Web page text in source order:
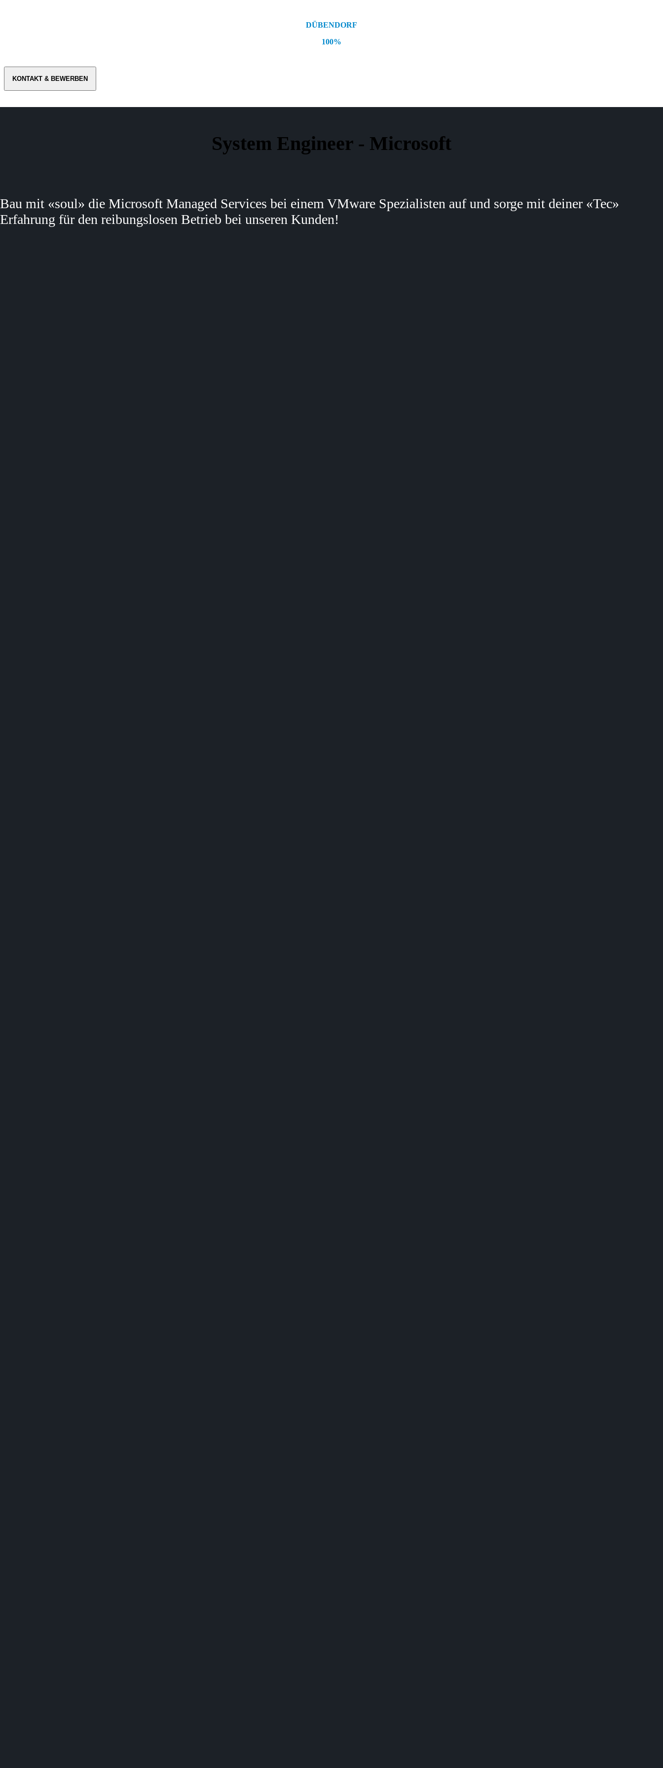
DÜBENDORF
100%
KONTAKT & BEWERBEN
System Engineer - Microsoft
Bau mit «soul» die Microsoft Managed Services bei einem VMware Spezialisten auf und sorge mit deiner «Tec»
Erfahrung für den reibungslosen Betrieb bei unseren Kunden!